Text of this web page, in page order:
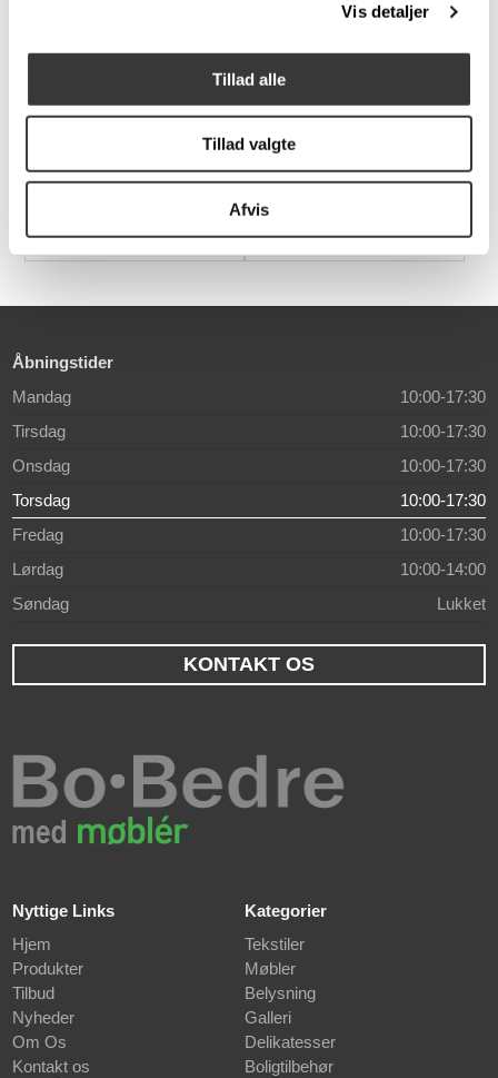
Vis detaljer
Tillad alle
Tillad valgte
Afvis
Edison The Mini - 3 stk
819,00 DKK
Fatboy Hængekøje
969,00 DKK
Åbningstider
Mandag
10:00-17:30
Tirsdag
10:00-17:30
Onsdag
10:00-17:30
Torsdag
10:00-17:30
Fredag
10:00-17:30
Lørdag
10:00-14:00
Søndag
Lukket
KONTAKT OS
Nyttige Links
Hjem
Produkter
Tilbud
Nyheder
Om Os
Kontakt os
Kategorier
Tekstiler
Møbler
Belysning
Galleri
Delikatesser
Boligtilbehør